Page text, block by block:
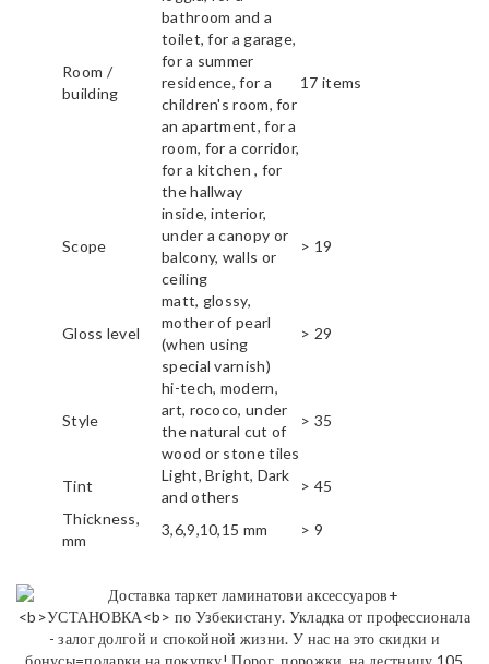
Room /
building
bathroom and a
toilet, for a garage,
for a summer
residence, for a
children's room, for
an apartment, for a
room, for a corridor,
for a kitchen , for
the hallway
17 items
Scope
inside, interior,
under a canopy or
balcony, walls or
ceiling
> 19
Gloss level
matt, glossy,
mother of pearl
(when using
special varnish)
> 29
Style
hi-tech, modern,
art, rococo, under
the natural cut of
wood or stone tiles
> 35
Tint
Light, Bright, Dark
and others
> 45
Thickness,
mm
3,6,9,10,15 mm > 9